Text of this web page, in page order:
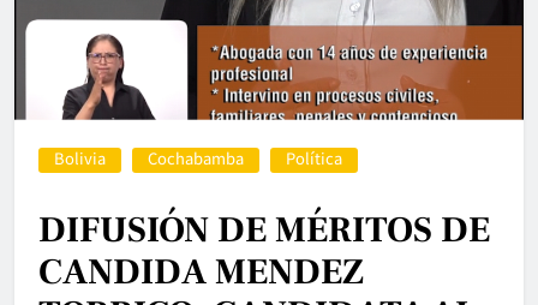
Bolivia Cochabamba Política
DIFUSIÓN DE MÉRITOS DE
CANDIDA MENDEZ